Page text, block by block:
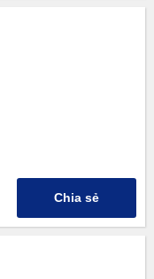
Chia sẻ